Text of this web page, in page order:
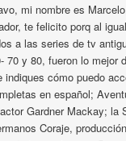
mi nombre es
te felicito porq al
a las series de tv
70 y 80, fueron lo mejor
indiques cómo puedo
en español;
Gardner Mackay; la
Coraje,